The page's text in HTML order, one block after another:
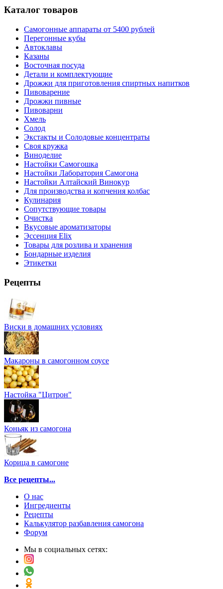
Каталог товаров
Самогонные аппараты от 5400 рублей
Перегонные кубы
Автоклавы
Казаны
Восточная посуда
Детали и комплектующие
Дрожжи для приготовления спиртных напитков
Пивоварение
Дрожжи пивные
Пивоварни
Хмель
Солод
Экстакты и Солодовые концентраты
Своя кружка
Виноделие
Настойки Самогошка
Настойки Лаборатория Самогона
Настойки Алтайский Винокур
Для производства и копчения колбас
Кулинария
Сопутствующие товары
Очистка
Вкусовые ароматизаторы
Эссенция Elix
Товары для розлива и хранения
Бондарные изделия
Этикетки
Рецепты
Виски в домашних условиях
Макароны в самогонном соусе
Настойка "Цитрон"
Коньяк из самогона
Корица в самогоне
Все рецепты...
О нас
Ингредиенты
Рецепты
Калькулятор разбавления самогона
Форум
Мы в социальных сетях: